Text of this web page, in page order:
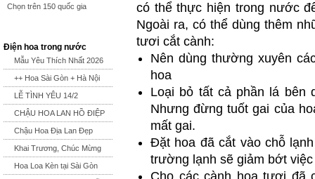
Chọn trên 150 quốc gia
Điện hoa trong nước
Mẫu Yêu Thích Nhất 2026
++ Hoa Sài Gòn + Hà Nội
LỄ TÌNH YÊU 14/2
CHẬU HOA LAN HỒ ĐIỆP
Chậu Hoa Địa Lan Đẹp
Khai Trương, Chúc Mừng
Hoa Loa Kèn tại Sài Gòn
có thể thực hiện trong nước
Ngoài ra, có thể dùng thêm
tươi cắt cành:
Nên dùng thường xuyên
hoa
Loại bỏ tất cả phần lá bên
Nhưng đừng tuốt gai của
mất gai.
Đặt hoa đã cắt vào chỗ
trường lạnh sẽ giảm bớt
Cho các cành hoa tươi đã